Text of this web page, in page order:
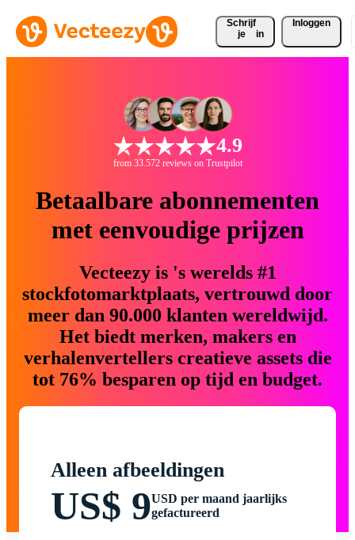
Schrijf
je
in
Inloggen
4.9
from 33.572 reviews on Trustpilot
Betaalbare abonnementen
met eenvoudige prijzen
Vecteezy is 's werelds #1
stockfotomarktplaats, vertrouwd door
meer dan 90.000 klanten wereldwijd.
Het biedt merken, makers en
verhalenvertellers creatieve assets die
tot 76% besparen op tijd en budget.
Alleen afbeeldingen
US$ 9USD per maand jaarlijks
gefactureerd